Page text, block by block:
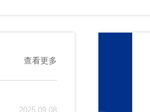
查看更多
2025.09.08